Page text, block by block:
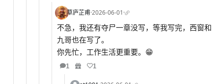
草庐芷甫·2026-06-01·
不急，我还有夺尸一章没写，等我写完，西窗和
九哥也在写了。
你先忙，工作生活更重要。😁
1 1